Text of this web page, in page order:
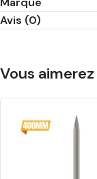
Avis (0)
Vous